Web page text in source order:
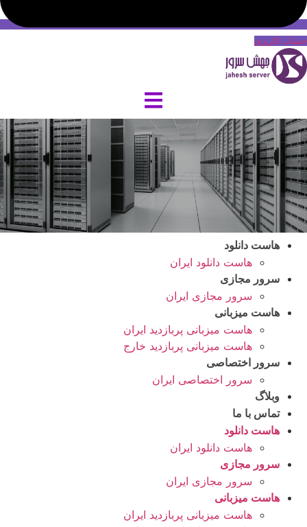
حساب کاربری
هاست دانلود
هاست دانلود ایران
سرور مجازی
سرور مجازی ایران
هاست میزبانی
هاست میزبانی پربازدید ایران
هاست میزبانی پربازدید خارج
سرور اختصاصی
سرور اختصاصی ایران
وبلاگ
تماس با ما
هاست دانلود
هاست دانلود ایران
سرور مجازی
سرور مجازی ایران
هاست میزبانی
هاست میزبانی پربازدید ایران